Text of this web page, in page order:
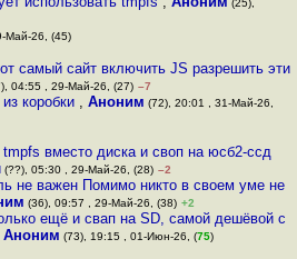
(25),
Май-26, (45)
самый сайт включить JS разрешить эти
04:55 , 29-Май-26, (27) –7
коробки , Аноним (72), 20:01 , 31-Май-26,
вместо диска и своп на юсб2-ссд
(??), 05:30 , 29-Май-26, (28) –2
не важен Помимо никто в своем уме не
(36), 09:57 , 29-Май-26, (38) +2
ещё и свап на SD, самой дешёвой с
Аноним (73), 19:15 , 01-Июн-26, (75)